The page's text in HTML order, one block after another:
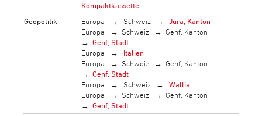
Kompaktkassette
Geopolitik
Europa Schweiz
Jura, Kanton
Europa
Schweiz
Genf, Kanton
Genf, Stadt
Europa
Italien
Europa
Schweiz
Genf, Kanton
Genf, Stadt
Europa
Schweiz
Wallis
Europa
Schweiz
Genf, Kanton
Genf, Stadt